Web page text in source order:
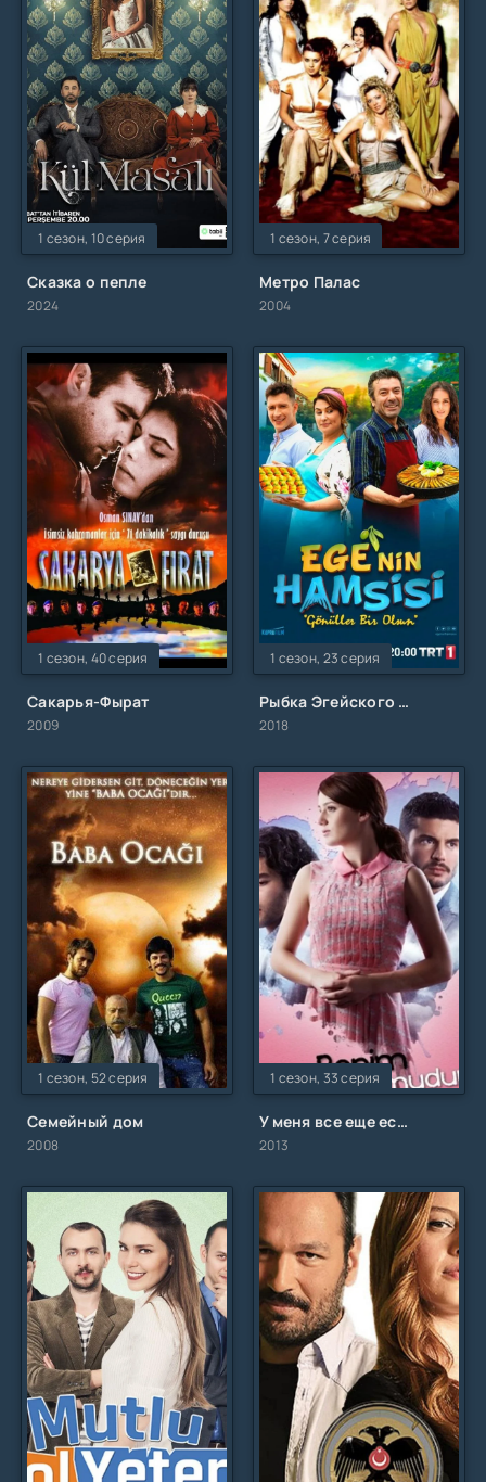
1 сезон, 10 серия
Сказка о пепле
2024
1 сезон, 7 серия
Метро Палас
2004
1 сезон, 40 серия
Сакарья-Фырат
2009
1 сезон, 23 серия
Рыбка Эгейского моря
2018
1 сезон, 52 серия
Семейный дом
2008
1 сезон, 33 серия
У меня все еще есть надежда
2013